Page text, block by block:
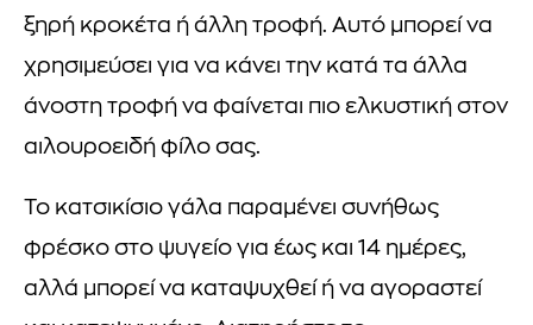
ξηρή κροκέτα ή άλλη τροφή. Αυτό μπορεί να
χρησιμεύσει για να κάνει την κατά τα άλλα
άνοστη τροφή να φαίνεται πιο ελκυστική στον
αιλουροειδή φίλο σας.
Το κατσικίσιο γάλα παραμένει συνήθως
φρέσκο στο ψυγείο για έως και 14 ημέρες,
αλλά μπορεί να καταψυχθεί ή να αγοραστεί